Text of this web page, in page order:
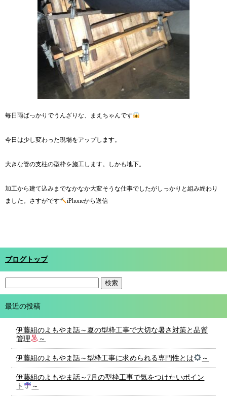
毎日雨ばっかりでうんざりな、まえちゃんです
今日は少し変わった現場をアップします。
大きな管の支柱の型枠を施工します。しかも地下。
加工から建て込みまでなかなか大変そうな仕事でしたがしっかりと組み終わり
ました。さすがです
iPhoneから送信
ブログトップ
最近の投稿
伊藤組のよもやま話～夏の型枠工事で大切な暑さ対策と品質
管理
～
伊藤組のよもやま話～型枠工事に求められる専門性とは ～
伊藤組のよもやま話～7月の型枠工事で気をつけたいポイン
ト
～